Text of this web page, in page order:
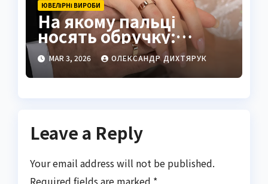
ЮВЕЛІРНІ ВИРОБИ
На якому пальці
носять обручку:
традиції та легенди
світу
MAR 3, 2026 ОЛЕКСАНДР ДИХТЯРУК
Leave a Reply
Your email address will not be published.
Required fields are marked *